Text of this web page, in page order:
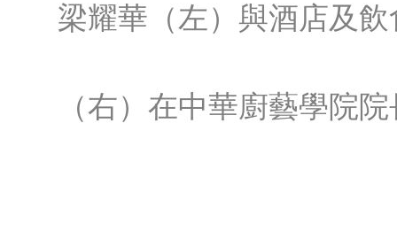
梁耀華（左）與酒店及
（右）在中華廚藝學院